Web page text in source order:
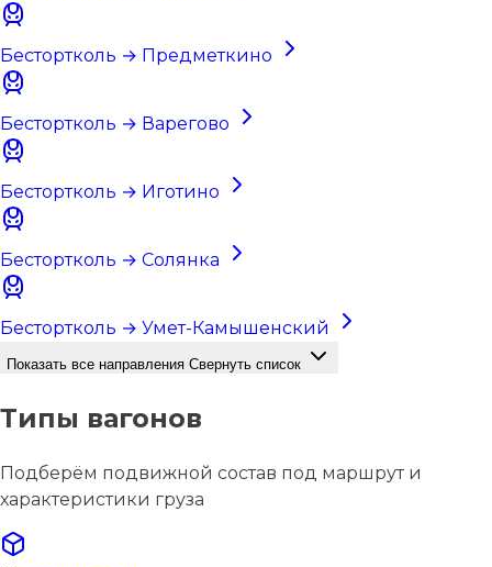
Бестортколь → Предметкино
Бестортколь → Варегово
Бестортколь → Иготино
Бестортколь → Солянка
Бестортколь → Умет-Камышенский
Показать все направления Свернуть список
Типы вагонов
Подберём подвижной состав под маршрут и
характеристики груза